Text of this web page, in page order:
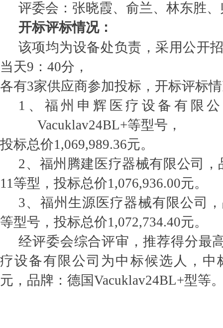
评委会：张晓霞、俞兰、林东胜
开标评标情况：
该项均为设备处负责，采用公开
当天9：40分，
各有3家供应商参加投标，开标评标
1、福州申辉医疗设备有限
Vacuklav24BL+等型号，
投标总价1,069,989.36元。
2、福州腾建医疗器械有限公司，
11等型，投标总价1,076,936.00元。
3、福州生源医疗器械有限公司
等型号，投标总价1,072,734.40元。
经评委会综合评审，推荐得分最
疗设备有限公司为中标候选人，中
元，品牌：德国Vacuklav24BL+型等